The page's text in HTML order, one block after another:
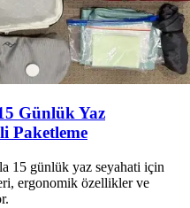
Günlük Yaz
Paketleme
15 günlük yaz seyahati için
ergonomik özellikler ve